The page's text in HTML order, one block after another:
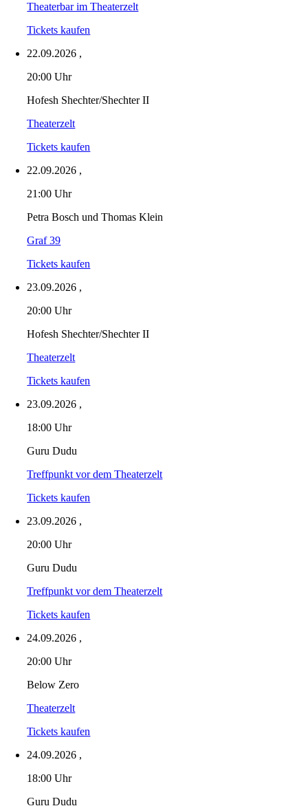
Theaterbar im Theaterzelt
Tickets kaufen
22.09.2026 ,
20:00 Uhr
Hofesh Shechter/Shechter II
Theaterzelt
Tickets kaufen
22.09.2026 ,
21:00 Uhr
Petra Bosch und Thomas Klein
Graf 39
Tickets kaufen
23.09.2026 ,
20:00 Uhr
Hofesh Shechter/Shechter II
Theaterzelt
Tickets kaufen
23.09.2026 ,
18:00 Uhr
Guru Dudu
Treffpunkt vor dem Theaterzelt
Tickets kaufen
23.09.2026 ,
20:00 Uhr
Guru Dudu
Treffpunkt vor dem Theaterzelt
Tickets kaufen
24.09.2026 ,
20:00 Uhr
Below Zero
Theaterzelt
Tickets kaufen
24.09.2026 ,
18:00 Uhr
Guru Dudu